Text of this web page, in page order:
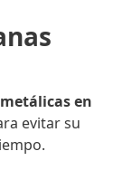
en
evitar su